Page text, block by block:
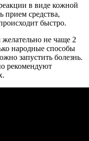
в виде кожной
прием средства,
быстро.
не чаще 2
народные способы
запустить болезнь.
рекомендуют